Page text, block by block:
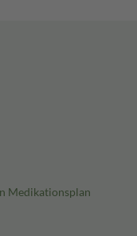
Medikationsplan